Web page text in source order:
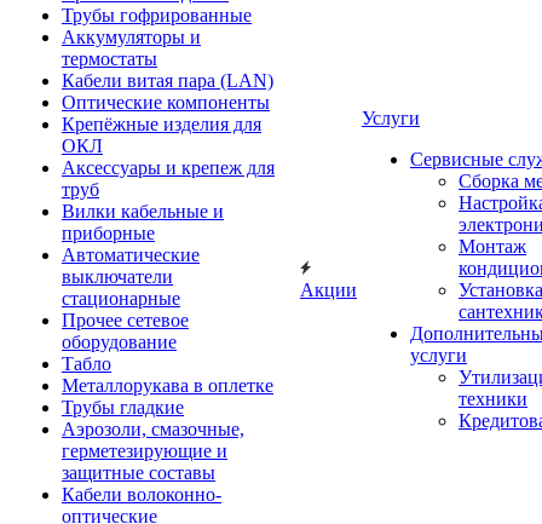
Трубы гофрированные
Аккумуляторы и
термостаты
Кабели витая пара (LAN)
Оптические компоненты
Крепёжные изделия для
ОКЛ
Аксессуары и крепеж для
труб
Вилки кабельные и
приборные
Автоматические
выключатели
стационарные
Прочее сетевое
оборудование
Табло
Металлорукава в оплетке
Трубы гладкие
Аэрозоли, смазочные,
герметезирующие и
защитные составы
Кабели волоконно-
оптические
Акции
Услуги
Сервисные
Сборка
Монтаж
Установка
услуги
техники